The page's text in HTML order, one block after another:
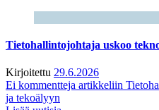
Tietohallintojohtaja uskoo
Kirjoitettu 29.6.2026
Ei kommentteja artikkeliin
ja tekoälyyn